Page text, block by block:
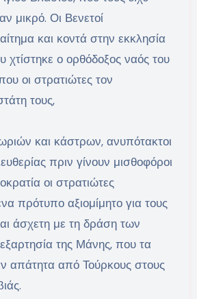
μικρό. Οι Βενετοί
και κοντά στην εκκλησία
χτίστηκε ο ορθόδοξος ναός του
οι στρατιώτες τον
τους,
και κάστρων, ανυπότακτοι
πριν γίνουν μισθοφόροι
οι στρατιώτες
πρότυπο αξιομίμητο για τους
άσχετη με τη δράση των
της Μάνης, που τα
απάτητα από Τούρκους στους